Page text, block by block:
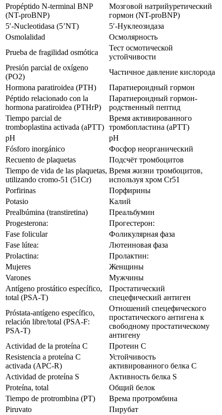
Propéptido N-terminal BNP
(NT-proBNP)
Мозговой натрийуретический
гормон (NT-proBNP)
5′-Nucleotidasa (5’NT)
5′-Нуклеозидаза
Osmolalidad
Осмолярность
Prueba de fragilidad osmótica
Тест осмотической
устойчивости
Presión parcial de oxígeno
(PO2)
Частичное давление кислорода
Hormona paratiroidea (PTH)
Паратиероидный гормон
Péptido relacionado con la
hormona paratiroidea (PTHrP)
Паратиероидный гормон-
родственный пептид
Tiempo parcial de
tromboplastina activada (aPTT)
Время активированного
тромбопластина (aPTT)
pH
pH
Fósforo inorgánico
Фосфор неорганический
Recuento de plaquetas
Подсчёт тромбоцитов
Tiempo de vida de las plaquetas,
utilizando cromo-51 (51Cr)
Время жизни тромбоцитов,
используя хром Сr51
Porfirinas
Порфирины
Potasio
Калий
Prealbúmina (transtiretina)
Преальбумин
Progesterona:
Прогестерон:
Fase folicular
Фоликулярная фаза
Fase lútea:
Лютеиновая фаза
Prolactina:
Пролактин:
Mujeres
Женщины
Varones
Мужчины
Antígeno prostático específico,
total (PSA-T)
Простатический
спецефический антиген
Próstata-antígeno específico,
relación libre/total (PSA-F:
PSA-T)
Отношений спецефического
простатического антигена к
свободному простатическому
антигену
Actividad de la proteína C
Протеин С
Resistencia a proteína C
activada (APC-R)
Устойчивость
активированного белка С
Actividad de proteína S
Активность белка S
Proteína, total
Общий белок
Tiempo de protrombina (PT)
Врема протромбина
Piruvato
Пирубат